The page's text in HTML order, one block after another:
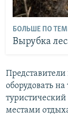
БОЛЬШЕ ПО
Вырубка
оборудовать
местами